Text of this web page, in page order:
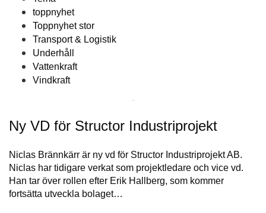
toppnyhet
Toppnyhet stor
Transport & Logistik
Underhåll
Vattenkraft
Vindkraft
Ny VD för Structor Industriprojekt
Niclas Brännkärr är ny vd för Structor Industriprojekt AB.
Niclas har tidigare verkat som projektledare och vice vd.
Han tar över rollen efter Erik Hallberg, som kommer
fortsätta utveckla bolaget…